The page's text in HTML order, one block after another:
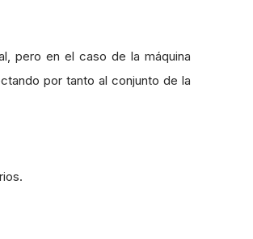
pero en el caso de la máquina
por tanto al conjunto de la